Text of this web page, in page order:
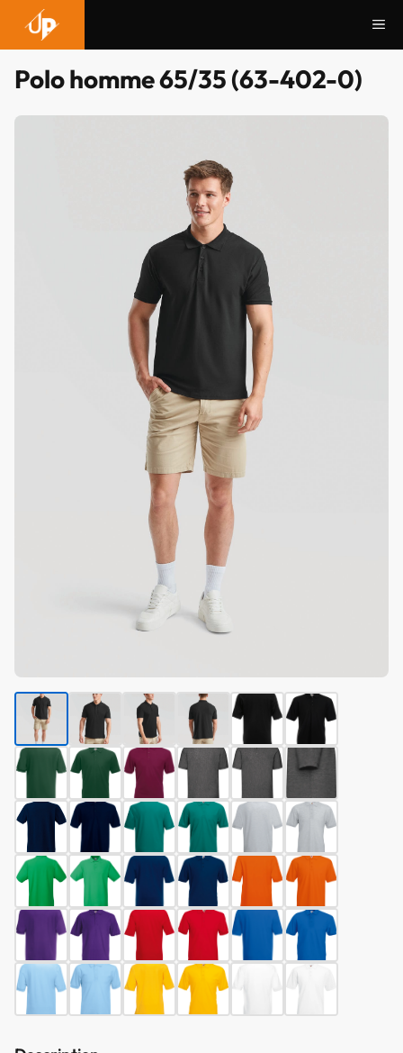
contenu
Polo homme 65/35 (63-402-0)